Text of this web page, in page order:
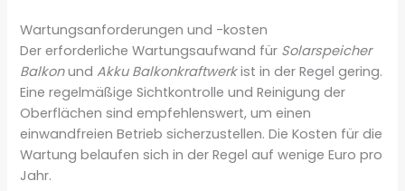
Wartungsanforderungen und -kosten
Der erforderliche Wartungsaufwand für Solarspeicher
BalkonundAkku Balkonkraftwerkist in der Regel gering.
Eine regelmäßige Sichtkontrolle und Reinigung der
Oberflächen sind empfehlenswert, um einen
einwandfreien Betrieb sicherzustellen. Die Kosten für die
Wartung belaufen sich in der Regel auf wenige Euro pro
Jahr.